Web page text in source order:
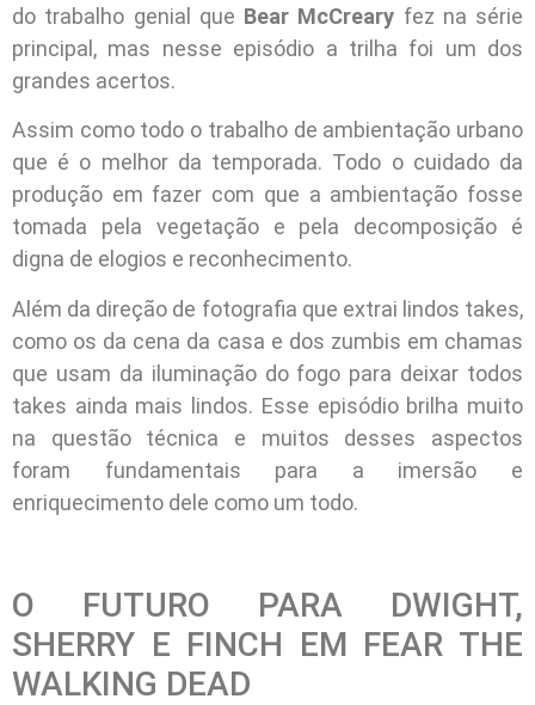
do trabalho genial que Bear McCreary fez na série
principal, mas nesse episódio a trilha foi um dos
grandes acertos.
Assim como todo o trabalho de ambientação urbano
que é o melhor da temporada. Todo o cuidado da
produção em fazer com que a ambientação fosse
tomada pela vegetação e pela decomposição é
digna de elogios e reconhecimento.
Além da direção de fotografia que extrai lindos takes,
como os da cena da casa e dos zumbis em chamas
que usam da iluminação do fogo para deixar todos
takes ainda mais lindos. Esse episódio brilha muito
na questão técnica e muitos desses aspectos
foram fundamentais para a imersão e
enriquecimento dele como um todo.
O FUTURO PARA DWIGHT,
SHERRY E FINCH EM FEAR THE
WALKING DEAD